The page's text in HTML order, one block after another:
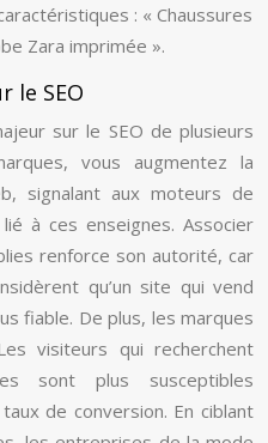
: « Chaussures
Zara imprimée ».
le SEO
sur le SEO de plusieurs
vous augmentez la
signalant aux moteurs de
à ces enseignes. Associer
renforce son autorité, car
qu’un site qui vend
fiable. De plus, les marques
visiteurs qui recherchent
sont plus susceptibles
de conversion. En ciblant